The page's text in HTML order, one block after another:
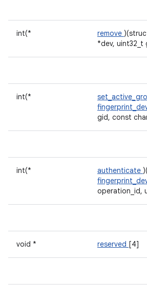
int(* remove
*dev, uint32_t
int(*
gid, const
int(* authenticate
operation_id,
void * reserved [4]